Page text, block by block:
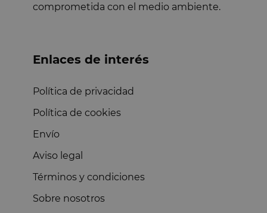
comprometida con el medio ambiente.
Enlaces de interés
Política de privacidad
Política de cookies
Envío
Aviso legal
Términos y condiciones
Sobre nosotros